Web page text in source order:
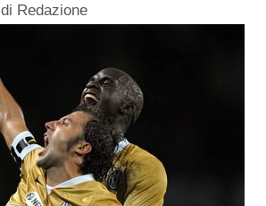
di Redazione